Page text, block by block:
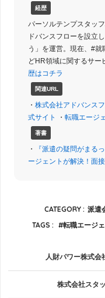
経歴
パーソルテンプスタッ
ドバンスフローを設立
う」を運営。現在、#
どHR領域に関するサー
歴はコチラ
関連URL
・ 株式会社アドバンス
式サイト
・ 転職エージ
著書
・ 『派遣の疑問がまる
ージェントが解決！面接
CATEGORY : 派遣
TAGS :
転職エージ
人財パワー株式会
株式会社スタ